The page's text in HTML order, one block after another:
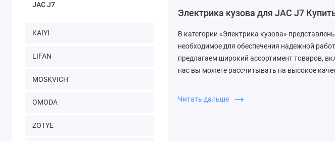
JAC J7
KAIYI
LIFAN
MOSKVICH
OMODA
ZOTYE
Электрика кузова для JAC J7
В категории «Электрика кузова»
необходимое для обеспечения надежной
предлагаем широкий ассортимент товаров,
нас вы можете рассчитывать на высокое
Читать дальше